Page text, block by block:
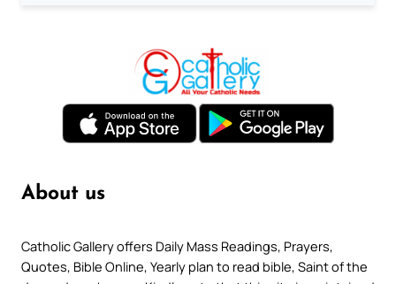
About us
Catholic Gallery offers Daily Mass Readings, Prayers,
Quotes, Bible Online, Yearly plan to read bible, Saint of the